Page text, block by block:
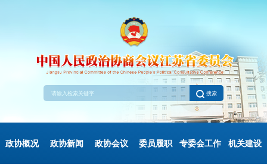
搜索
政协概况 政协新闻 政协会议 委员履职 专委会工作 机关建设